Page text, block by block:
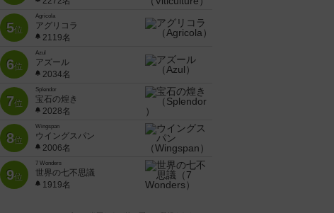
5位
Agricola
アグリコラ
2119名
6位
Azul
アズール
2034名
7位
Splendor
宝石の煌き
2028名
8位
Wingspan
ウイングスパン
2006名
9位
7 Wonders
世界の七不思議
1919名